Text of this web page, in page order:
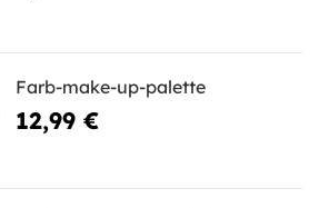
Farb-make-up-palette
12,99 €